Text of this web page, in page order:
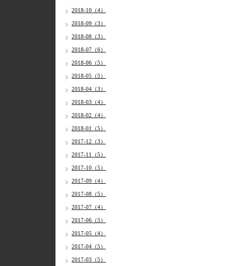
2018-10（4）
2018-09（3）
2018-08（3）
2018-07（6）
2018-06（5）
2018-05（5）
2018-04（3）
2018-03（4）
2018-02（4）
2018-01（5）
2017-12（3）
2017-11（5）
2017-10（5）
2017-09（4）
2017-08（5）
2017-07（4）
2017-06（5）
2017-05（4）
2017-04（5）
2017-03（5）